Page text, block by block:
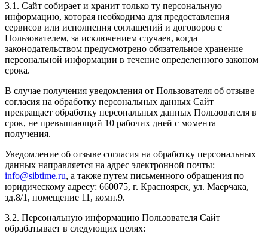
3.1. Сайт собирает и хранит только ту персональную
информацию, которая необходима для предоставления
сервисов или исполнения соглашений и договоров с
Пользователем, за исключением случаев, когда
законодательством предусмотрено обязательное хранение
персональной информации в течение определенного законом
срока.
В случае получения уведомления от Пользователя об отзыве
согласия на обработку персональных данных Сайт
прекращает обработку персональных данных Пользователя в
срок, не превышающий 10 рабочих дней с момента
получения.
Уведомление об отзыве согласия на обработку персональных
данных направляется на адрес электронной почты:
info@sibtime.ru, а также путем письменного обращения по
юридическому адресу: 660075, г. Красноярск, ул. Маерчака,
зд.8/1, помещение 11, комн.9.
3.2. Персональную информацию Пользователя Сайт
обрабатывает в следующих целях: